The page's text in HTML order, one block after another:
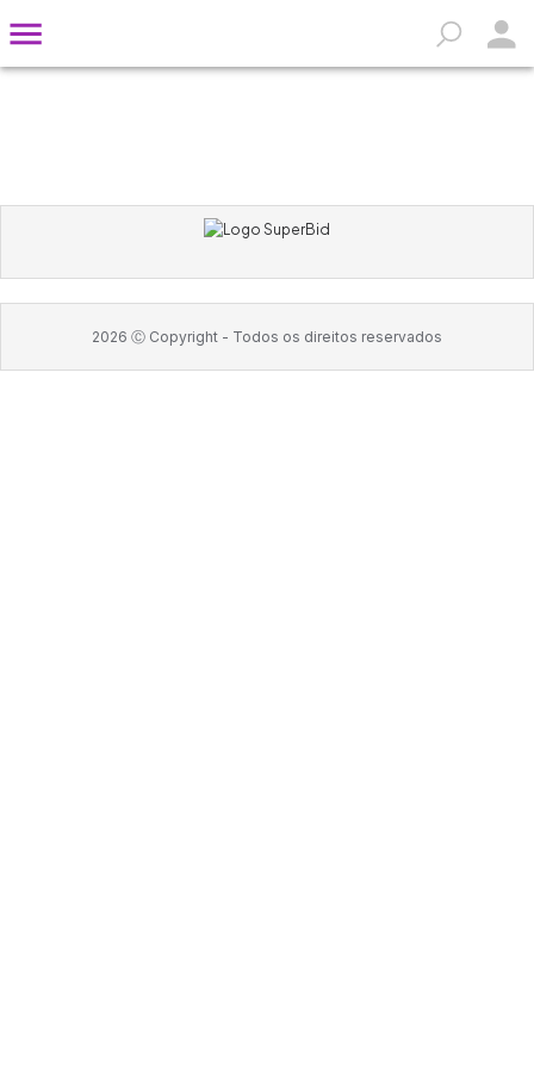
2026 Ⓒ Copyright - Todos os direitos reservados